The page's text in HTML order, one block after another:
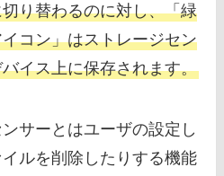
り替わるのに対し、「緑
コン」はストレージセン
イス上に保存されます。
サーとはユーザの設定し
ルを削除したりする機能